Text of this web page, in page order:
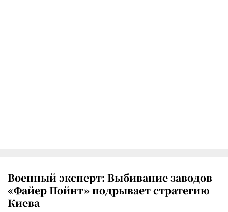
Военный эксперт: Выбивание заводов
«Файер Пойнт» подрывает стратегию
Киева